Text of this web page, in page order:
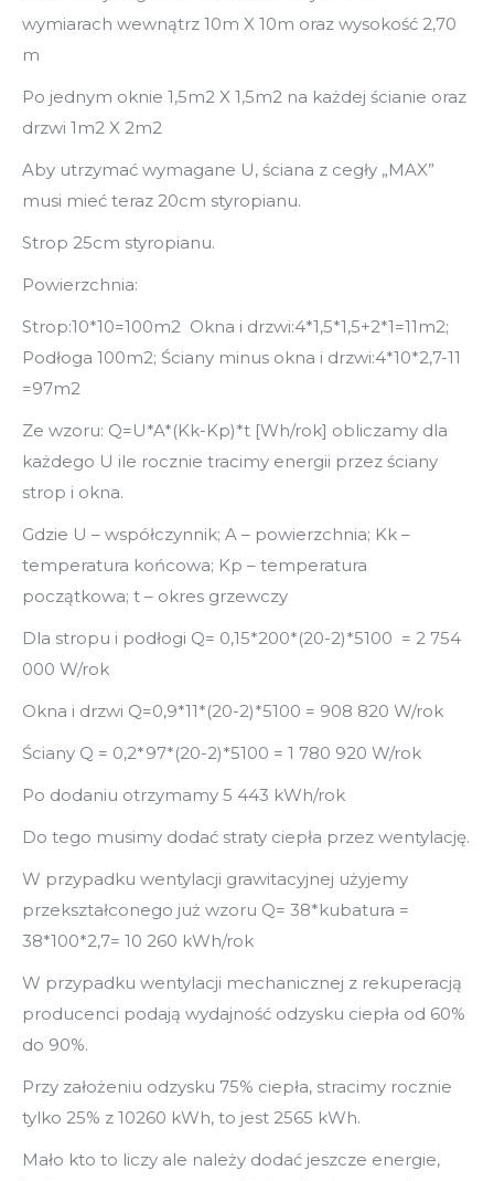
wymiarach wewnątrz 10m X 10m oraz wysokość 2,70
m
Po jednym oknie 1,5m2 X 1,5m2 na każdej ścianie oraz
drzwi 1m2 X 2m2
Aby utrzymać wymagane U, ściana z cegły „MAX”
musi mieć teraz 20cm styropianu.
Strop 25cm styropianu.
Powierzchnia:
Strop:10*10=100m2 Okna i drzwi:4*1,5*1,5+2*1=11m2;
Podłoga 100m2; Ściany minus okna i drzwi:4*10*2,7-11
=97m2
Ze wzoru: Q=U*A*(Kk-Kp)*t [Wh/rok] obliczamy dla
każdego U ile rocznie tracimy energii przez ściany
strop i okna.
Gdzie U – współczynnik; A – powierzchnia; Kk –
temperatura końcowa; Kp – temperatura
początkowa; t – okres grzewczy
Dla stropu i podłogi Q= 0,15*200*(20-2)*5100 = 2 754
000 W/rok
Okna i drzwi Q=0,9*11*(20-2)*5100 = 908 820 W/rok
Ściany Q = 0,2*97*(20-2)*5100 = 1 780 920 W/rok
Po dodaniu otrzymamy 5 443 kWh/rok
Do tego musimy dodać straty ciepła przez wentylację.
W przypadku wentylacji grawitacyjnej użyjemy
przekształconego już wzoru Q= 38*kubatura =
38*100*2,7= 10 260 kWh/rok
W przypadku wentylacji mechanicznej z rekuperacją
producenci podają wydajność odzysku ciepła od 60%
do 90%.
Przy założeniu odzysku 75% ciepła, stracimy rocznie
tylko 25% z 10260 kWh, to jest 2565 kWh.
Mało kto to liczy ale należy dodać jeszcze energie,